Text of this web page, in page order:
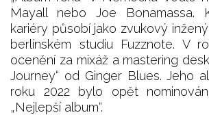
Mayall nebo Joe Bonamassa.
kariéry působí jako zvukový
berlínském studiu Fuzznote. V
ocenění za mixáž a mastering
Journey“ od Ginger Blues. Jeho
roku 2022 bylo opět
„Nejlepší album“.